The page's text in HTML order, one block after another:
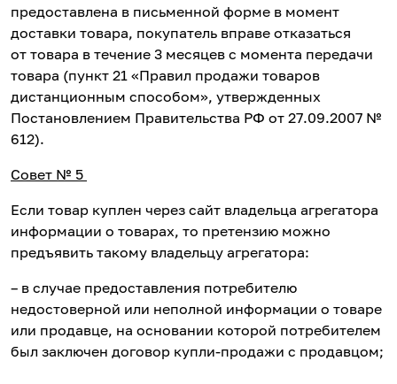
предоставлена в письменной форме в момент
доставки товара, покупатель вправе отказаться
от товара в течение 3 месяцев с момента передачи
товара (пункт 21 «Правил продажи товаров
дистанционным способом», утвержденных
Постановлением Правительства РФ от 27.09.2007 №
612).
Совет № 5
Если товар куплен через сайт владельца агрегатора
информации о товарах, то претензию можно
предъявить такому владельцу агрегатора:
– в случае предоставления потребителю
недостоверной или неполной информации о товаре
или продавце, на основании которой потребителем
был заключен договор купли-продажи с продавцом;